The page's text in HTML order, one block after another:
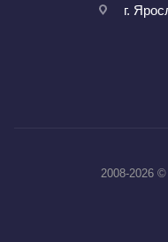
г.
2008-2026